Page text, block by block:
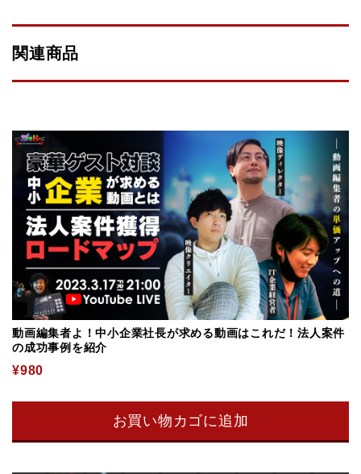
関連商品
動画編集者よ！中小企業社長が求める動画はこれだ！法人案件
の成功事例を紹介
¥980
お買い物カゴに追加